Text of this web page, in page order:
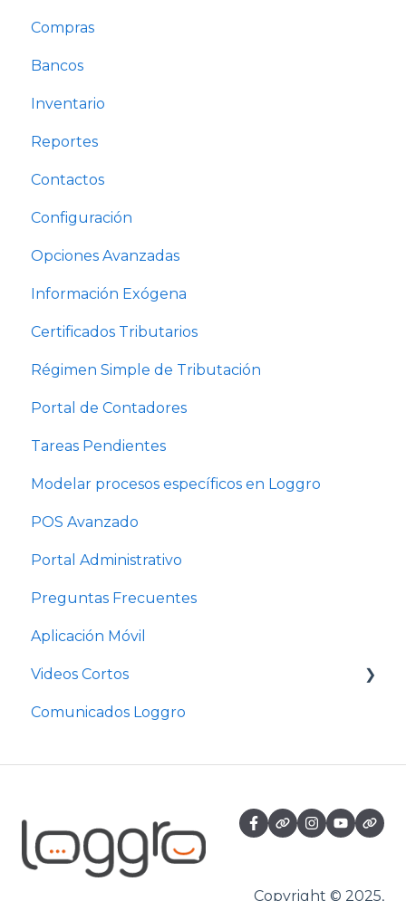
Compras
Bancos
Inventario
Reportes
Contactos
Configuración
Opciones Avanzadas
Información Exógena
Certificados Tributarios
Régimen Simple de Tributación
Portal de Contadores
Tareas Pendientes
Modelar procesos específicos en Loggro
POS Avanzado
Portal Administrativo
Preguntas Frecuentes
Aplicación Móvil
Videos Cortos
Videos Cortos Pymes
Comunicados Loggro
Copyright © 2025,